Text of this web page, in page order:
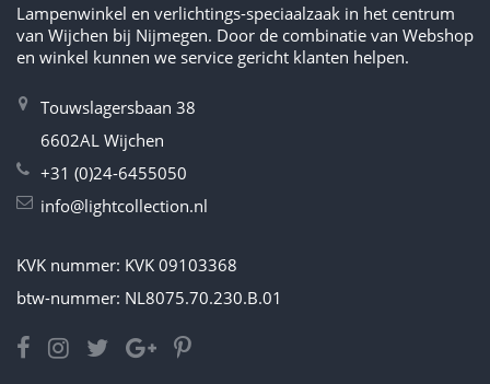
Lampenwinkel en verlichtings-speciaalzaak in het centrum
van Wijchen bij Nijmegen. Door de combinatie van Webshop
en winkel kunnen we service gericht klanten helpen.
Touwslagersbaan 38
6602AL Wijchen
+31 (0)24-6455050
info@lightcollection.nl
KVK nummer: KVK 09103368
btw-nummer: NL8075.70.230.B.01